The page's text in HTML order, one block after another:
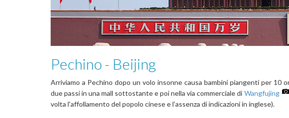
Pechino - Beijing
Arriviamo a Pechino dopo un volo insonne causa bambini piangenti per
due passi in una mall sottostante e poi nella via commerciale di Wangfujing
volta l'affollamento del popolo cinese e l’assenza di indicazioni in inglese).